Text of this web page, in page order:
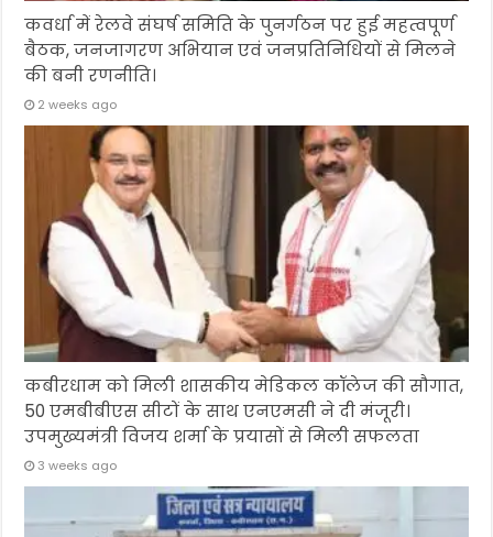
कवर्धा में रेलवे संघर्ष समिति के पुनर्गठन पर हुई महत्वपूर्ण
बैठक, जनजागरण अभियान एवं जनप्रतिनिधियों से मिलने
की बनी रणनीति।
2 weeks ago
कबीरधाम को मिली शासकीय मेडिकल कॉलेज की सौगात,
50 एमबीबीएस सीटों के साथ एनएमसी ने दी मंजूरी।
उपमुख्यमंत्री विजय शर्मा के प्रयासों से मिली सफलता
3 weeks ago